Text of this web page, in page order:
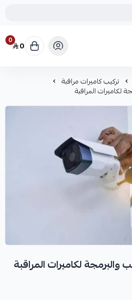
0 0
تركيب كاميرات مراقبة
لكاميرات المراقبة
والبرمجة لكاميرات المراقبة